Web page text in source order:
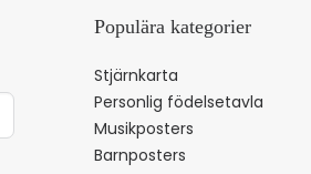
Populära kategorier
Stjärnkarta
Personlig födelsetavla
Musikposters
Barnposters